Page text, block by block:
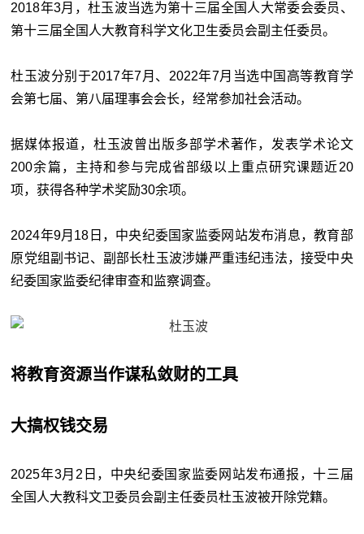
2018年3月，杜玉波当选为第十三届全国人大常委会委员、
第十三届全国人大教育科学文化卫生委员会副主任委员。
杜玉波分别于2017年7月、2022年7月当选中国高等教育学
会第七届、第八届理事会会长，经常参加社会活动。
据媒体报道，杜玉波曾出版多部学术著作，发表学术论文
200余篇，主持和参与完成省部级以上重点研究课题近20
项，获得各种学术奖励30余项。
2024年9月18日，中央纪委国家监委网站发布消息，教育部
原党组副书记、副部长杜玉波涉嫌严重违纪违法，接受中央
纪委国家监委纪律审查和监察调查。
将教育资源当作谋私敛财的工具
大搞权钱交易
2025年3月2日，中央纪委国家监委网站发布通报，十三届
全国人大教科文卫委员会副主任委员杜玉波被开除党籍。